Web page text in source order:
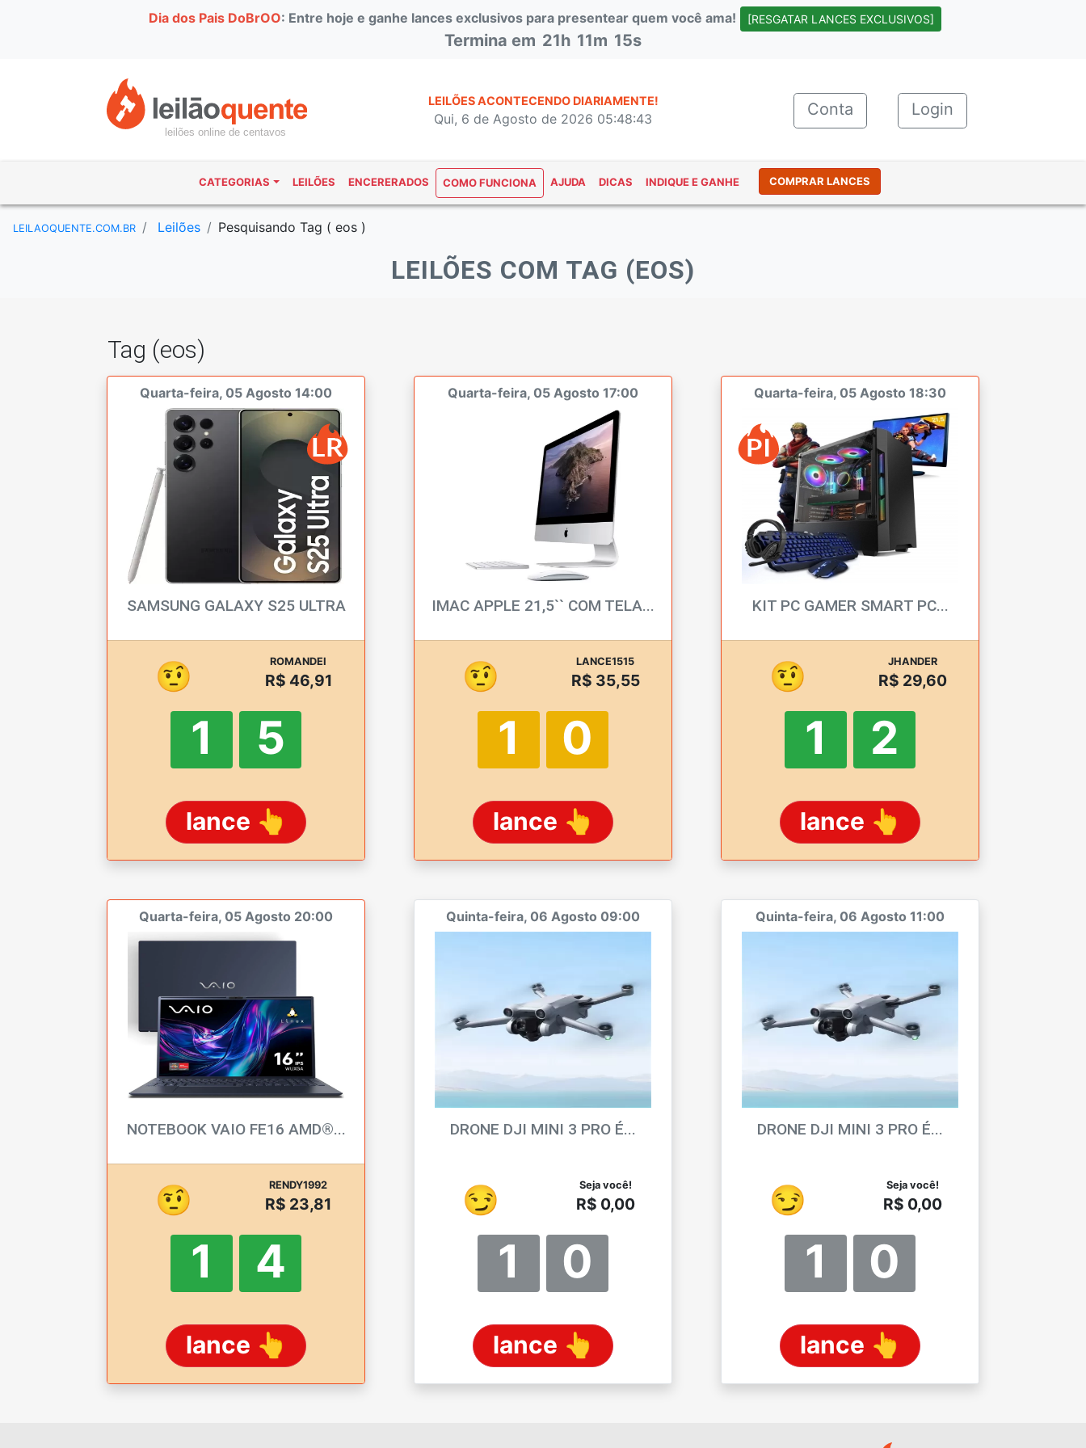
Dia dos Pais DoBrOO: Entre hoje e ganhe lances exclusivos para presentear quem você ama! [RESGATAR LANCES EXCLUSIVOS]
Termina em 21h 11m 15s
leilões online de centavos
LEILÕES ACONTECENDO DIARIAMENTE!
Qui, 6 de Agosto de 2026 05:48:43
Conta (current)Login
CATEGORIAS LEILÕES ENCERERADOS COMO FUNCIONA AJUDA DICAS INDIQUE E GANHE COMPRAR LANCES
LEILAOQUENTE.COM.BR Leilões Pesquisando Tag ( eos )
LEILÕES COM TAG (EOS)
Tag (eos)
Quarta-feira, 05 Agosto 14:00
SAMSUNG GALAXY S25 ULTRA
🤨 ROMANDEI
R$ 46,91
1 4
lance 👆
Quarta-feira, 05 Agosto 17:00
IMAC APPLE 21,5`` COM TELA...
🤨 LANCE1515
R$ 35,55
0 9
lance 👆
Quarta-feira, 05 Agosto 18:30
KIT PC GAMER SMART PC...
🤨 JHANDER
R$ 29,60
1 1
lance 👆
Quarta-feira, 05 Agosto 20:00
NOTEBOOK VAIO FE16 AMD®...
🤨 RENDY1992
R$ 23,81
1 3
lance 👆
Quinta-feira, 06 Agosto 09:00
DRONE DJI MINI 3 PRO É...
😏 Seja você!
R$ 0,00
1 0
lance 👆
Quinta-feira, 06 Agosto 11:00
DRONE DJI MINI 3 PRO É...
😏 Seja você!
R$ 0,00
1 0
lance 👆